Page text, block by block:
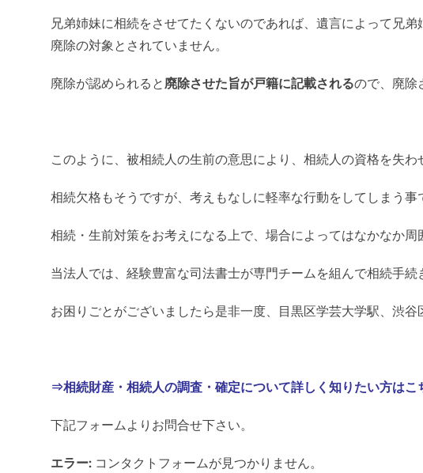
兄弟姉妹に相続をさせてたくないのであれば、遺言によって兄
廃除の対象とされていません。
廃除が認められると廃除させた旨が戸籍に記載されるので、廃除
このように、被相続人の生前の意思により、相続人の資格を失わ
相続欠格もそうですが、考えもなしに軽率な行動をしてしまう
相続・生前対策をお考えになる上で、場合によってはなかなか
当法人では、経験豊富な司法書士が専門チームを組んで相続手続
お困りごとがございましたら是非一度、目黒区学芸大学駅、渋
⇒相続財産・相続人の調査・確定について詳しく知りたい方はこ
下記フォームよりお問合せ下さい。
エラー:コンタクトフォームが見つかりません。